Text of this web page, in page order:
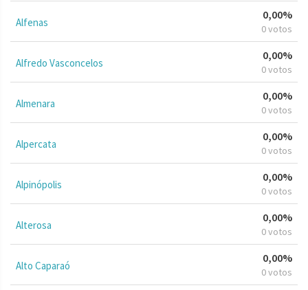
Alfenas
0,00%
0 votos
Alfredo Vasconcelos
0,00%
0 votos
Almenara
0,00%
0 votos
Alpercata
0,00%
0 votos
Alpinópolis
0,00%
0 votos
Alterosa
0,00%
0 votos
Alto Caparaó
0,00%
0 votos